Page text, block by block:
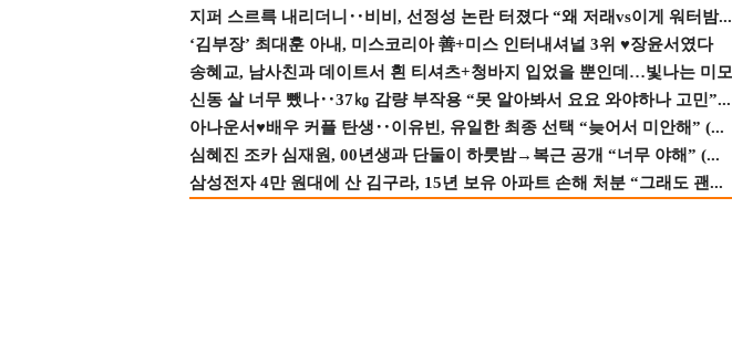
지퍼 스르륵 내리더니‥비비, 선정성 논란 터졌다 “왜 저래vs이게 워터밤...
‘김부장’ 최대훈 아내, 미스코리아 善+미스 인터내셔널 3위 ♥장윤서였다
송혜교, 남사친과 데이트서 흰 티셔츠+청바지 입었을 뿐인데…빛나는 미모
신동 살 너무 뺐나‥37㎏ 감량 부작용 “못 알아봐서 요요 와야하나 고민”...
아나운서♥배우 커플 탄생‥이유빈, 유일한 최종 선택 “늦어서 미안해” (...
심혜진 조카 심재원, 00년생과 단둘이 하룻밤→복근 공개 “너무 야해” (...
삼성전자 4만 원대에 산 김구라, 15년 보유 아파트 손해 처분 “그래도 괜...